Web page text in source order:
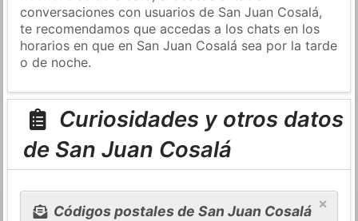
conversaciones con usuarios de San Juan Cosalá,
te recomendamos que accedas a los chats en los
horarios en que en San Juan Cosalá sea por la tarde
o de noche.
Curiosidades y otros datos
de San Juan Cosalá
×
Códigos postales de San Juan Cosalá